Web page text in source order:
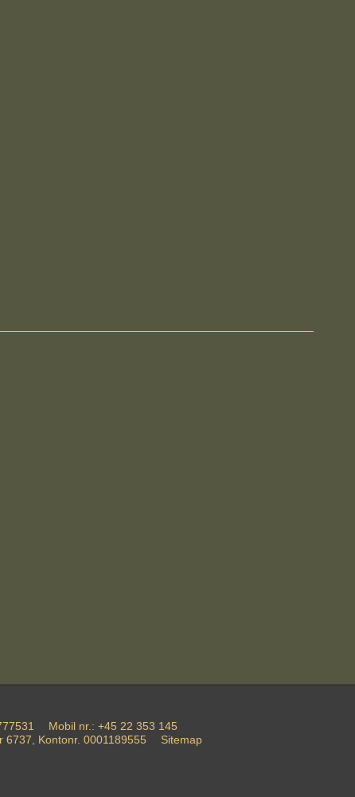
Mobil nr. : +45 22 353 145
6737, Kontonr. 0001189555
Sitemap